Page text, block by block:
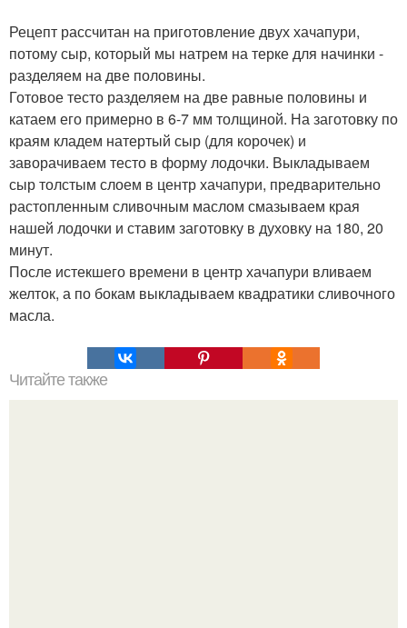
Рецепт рассчитан на приготовление двух хачапури,
потому сыр, который мы натрем на терке для начинки -
разделяем на две половины.
Готовое тесто разделяем на две равные половины и
катаем его примерно в 6-7 мм толщиной. На заготовку по
краям кладем натертый сыр (для корочек) и
заворачиваем тесто в форму лодочки. Выкладываем
сыр толстым слоем в центр хачапури, предварительно
растопленным сливочным маслом смазываем края
нашей лодочки и ставим заготовку в духовку на 180, 20
минут.
После истекшего времени в центр хачапури вливаем
желток, а по бокам выкладываем квадратики сливочного
масла.
Читайте также